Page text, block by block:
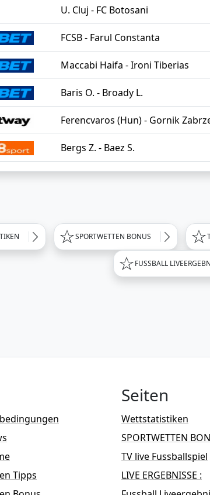
U. Cluj - FC Botosani
FCSB - Farul Constanta
Maccabi Haifa - Ironi Tiberias
Baris O. - Broady L.
Ferencvaros (Hun) - Gornik
Bergs Z. - Baez S.
SPORTWETTEN BONUS
FUSSBALL
Tipps
Seiten
Wettstatistiken
SPORTWETTEN
TV live Fussballspiel
LIVE ERGEBNISSE :